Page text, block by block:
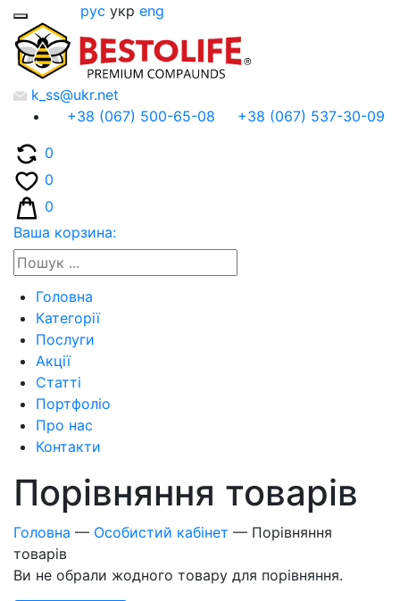
рус укр eng
k_ss@ukr.net
+38 (067) 500-65-08
+38 (067) 537-30-09
0
0
0
Ваша корзина:
Головна
Категорії
Послуги
Акції
Статті
Портфоліо
Про нас
Контакти
Порівняння товарів
Головна — Особистий кабінет — Порівняння
товарів
Ви не обрали жодного товару для порівняння.